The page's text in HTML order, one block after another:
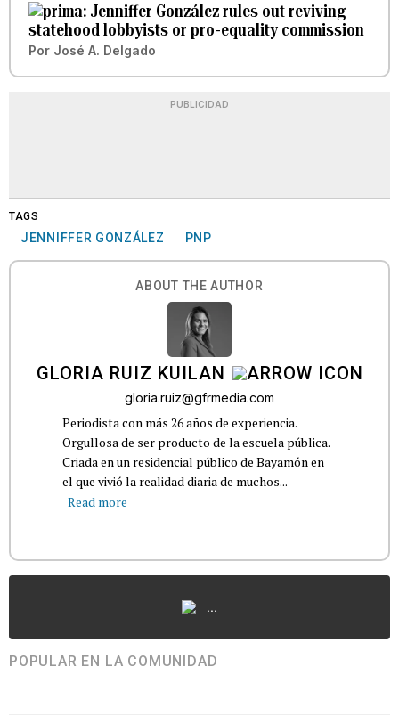
Jenniffer González rules out reviving
statehood lobbyists or pro-equality commission
Por José A. Delgado
PUBLICIDAD
TAGS
JENNIFFER GONZÁLEZ PNP
ABOUT THE AUTHOR
GLORIA RUIZ KUILAN
gloria.ruiz@gfrmedia.com
Periodista con más 26 años de experiencia.
Orgullosa de ser producto de la escuela pública.
Criada en un residencial público de Bayamón en
el que vivió la realidad diaria de muchos...
Read more
...
POPULAR EN LA COMUNIDAD